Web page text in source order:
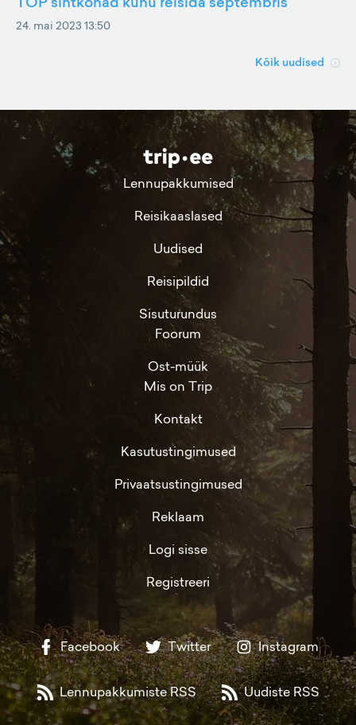
24. mai 2023 13:50
Kõik uudised
Lennupakkumised
Reisikaaslased
Uudised
Reisipildid
Sisuturundus
Foorum
Ost-müük
Mis on Trip
Kontakt
Kasutustingimused
Privaatsustingimused
Reklaam
Logi sisse
Registreeri
Facebook Twitter Instagram
Lennupakkumiste RSS Uudiste RSS